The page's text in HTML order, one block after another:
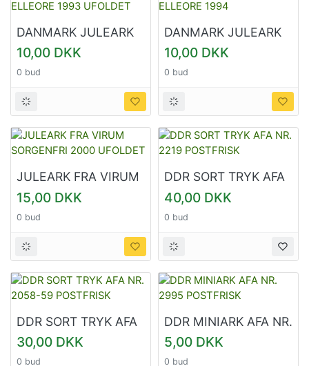
DANMARK JULEARK
FRA ELLEORE 1993
UFOLDET
10,00 DKK
0 bud
DANMARK JULEARK
FRA ELLEORE 1994
10,00 DKK
0 bud
JULEARK FRA VIRUM
SORGENFRI 2000
UFOLDET
15,00 DKK
0 bud
DDR SORT TRYK AFA
NR. 2219 POSTFRISK
40,00 DKK
0 bud
DDR SORT TRYK AFA
NR. 2058-59
POSTFRISK
30,00 DKK
0 bud
DDR MINIARK AFA NR.
2995 POSTFRISK
5,00 DKK
0 bud